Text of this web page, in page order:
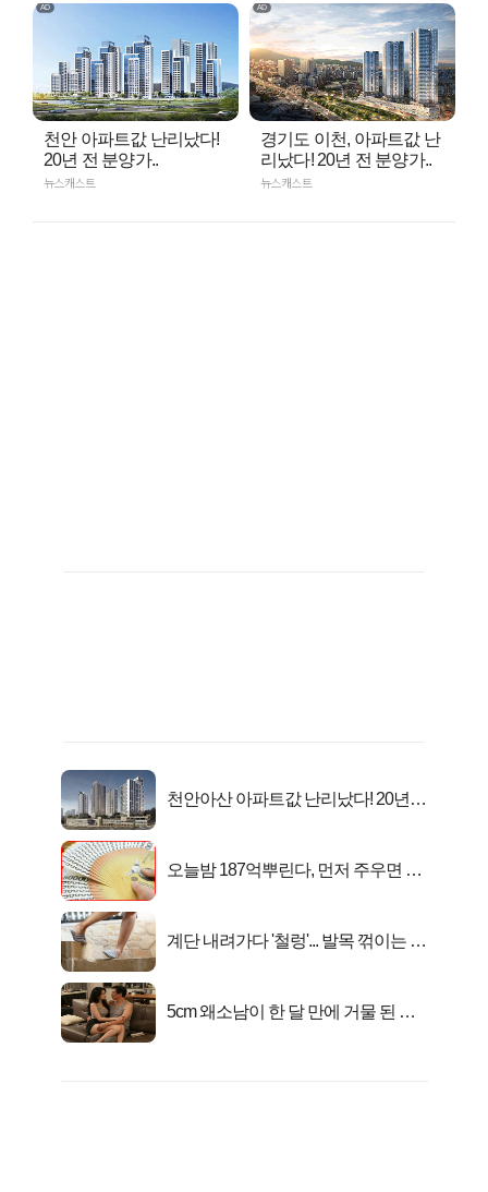
천안 아파트값 난리났다!
20년 전 분양가..
뉴스캐스트
경기도 이천, 아파트값 난
리났다! 20년 전 분양가..
뉴스캐스트
천안아산 아파트값 난리났다! 20년
오늘밤 187억뿌린다, 먼저 주우면 최
계단 내려가다 '철렁'... 발목 꺾이는 이
5cm 왜소남이 한 달 만에 거물 된 사